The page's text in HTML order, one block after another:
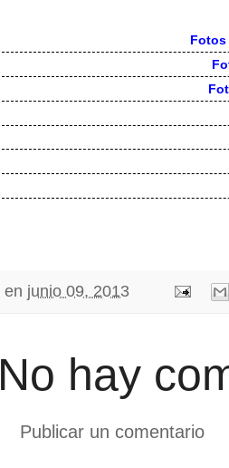
Fotos
en junio 09, 2013
No hay
Publicar un comentario